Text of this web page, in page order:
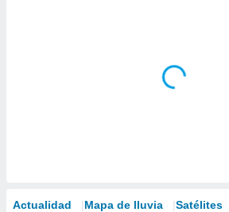
Actualidad Mapa de lluvia Satélites